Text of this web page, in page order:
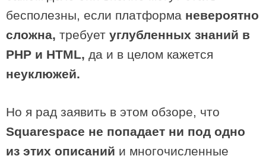
бесполезны, если платформа невероятно
сложна, требует углубленных знаний в
PHP и HTML, да и в целом кажется
неуклюжей.
Но я рад заявить в этом обзоре, что
Squarespace не попадает ни под одно
из этих описаний и многочисленные